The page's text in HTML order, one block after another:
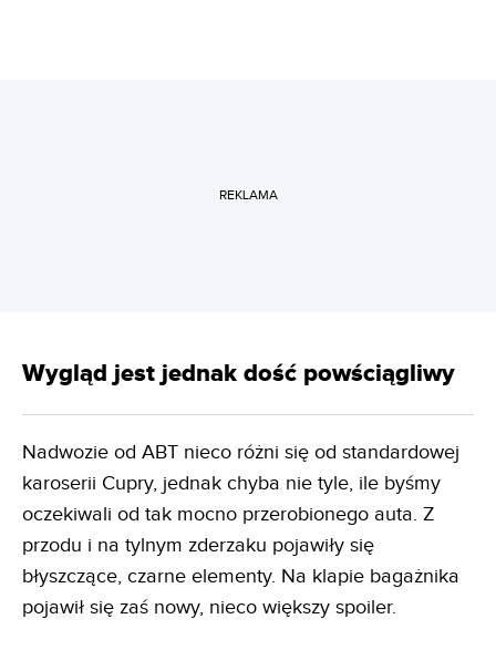
REKLAMA
Wygląd jest jednak dość powściągliwy
Nadwozie od ABT nieco różni się od standardowej
karoserii Cupry, jednak chyba nie tyle, ile byśmy
oczekiwali od tak mocno przerobionego auta. Z
przodu i na tylnym zderzaku pojawiły się
błyszczące, czarne elementy. Na klapie bagażnika
pojawił się zaś nowy, nieco większy spoiler.